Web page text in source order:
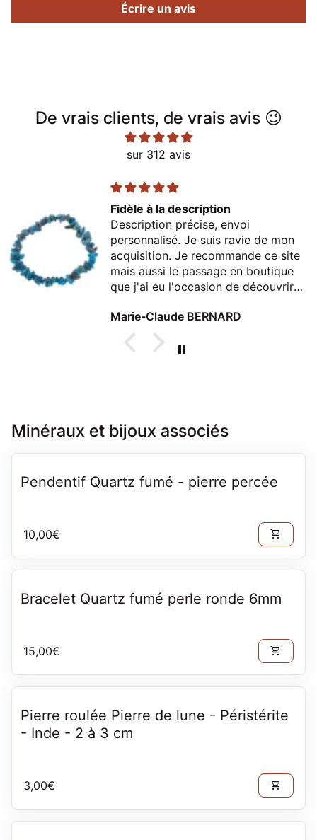
Écrire un avis
De vrais clients, de vrais avis 😉
sur 312 avis
Fidèle à la description
Description précise, envoi
personnalisé. Je suis ravie de mon
acquisition. Je recommande ce site
mais aussi le passage en boutique
que j'ai eu l'occasion de découvrir
Marie-Claude BERNARD
Minéraux et bijoux associés
Pendentif Quartz fumé - pierre percée
Prix normal
10,00€ shopping_cart
Bracelet Quartz fumé perle ronde 6mm
Prix normal
15,00€ shopping_cart
Pierre roulée Pierre de lune - Péristérite
- Inde - 2 à 3 cm
Prix normal
3,00€ shopping_cart